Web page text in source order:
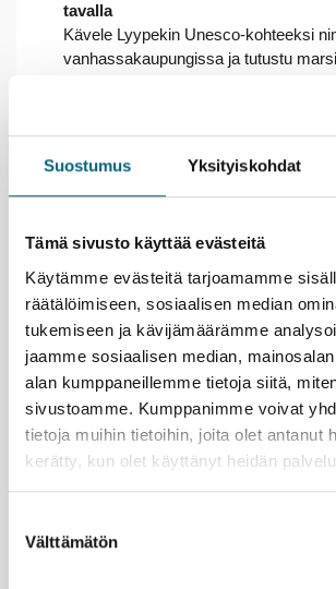
Suostumus Yksityiskohdat
Tämä sivusto käyttää evästeitä
Käytämme evästeitä tarjoamamme
räätälöimiseen, sosiaalisen median
tukemiseen ja kävijämäärämme
jaamme sosiaalisen median,
alan kumppaneillemme tietoja siitä,
sivustoamme. Kumppanimme voivat
tietoja muihin tietoihin, joita olet antanut
kerätty, kun olet käyttänyt heidän
valinta
Välttämätön
tavalla
Kävele Lyypekin Unesco-kohteeksi
vanhassakaupungissa ja tutustu
viettää päivän Hampurissa, jossa
kierroksen jälkeen aikaa jää myös
Laivamatka rauhoittaa ja rytmittää
Lähdet ja palaat meriteitse – matka
Hansaterminaalista ja päättyy
laivan palveluista, noutopöytien
merimaisemasta ilman kiirettä.
Vapaus valita – opastuksella tai
Tämä yhteismatka on suunniteltu
omatoimiselle lomailijalle;
kaupunkikierrosten sijaan tai niiden
kuljeskella kaupungeissa omin päin.
Lähtemällä tälle matkalle kasvatat